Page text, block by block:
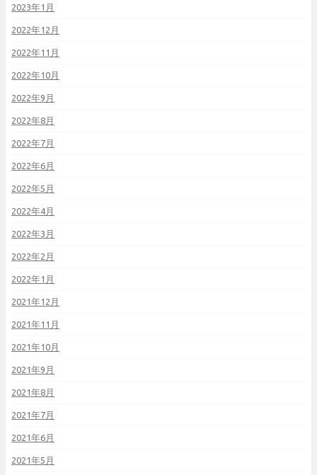
2023年1月
2022年12月
2022年11月
2022年10月
2022年9月
2022年8月
2022年7月
2022年6月
2022年5月
2022年4月
2022年3月
2022年2月
2022年1月
2021年12月
2021年11月
2021年10月
2021年9月
2021年8月
2021年7月
2021年6月
2021年5月